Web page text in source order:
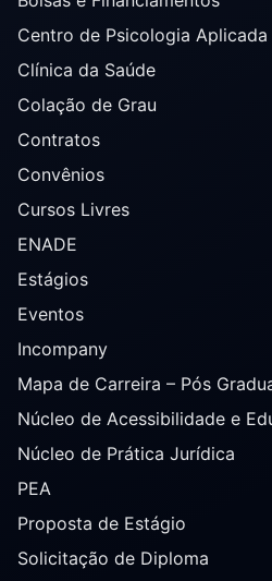
Centro de Psicologia Aplicada
Clínica da Saúde
Colação de Grau
Contratos
Convênios
Cursos Livres
ENADE
Estágios
Eventos
Incompany
Mapa de Carreira – Pós
Núcleo de Acessibilidade e
Núcleo de Prática Jurídica
PEA
Proposta de Estágio
Solicitação de Diploma